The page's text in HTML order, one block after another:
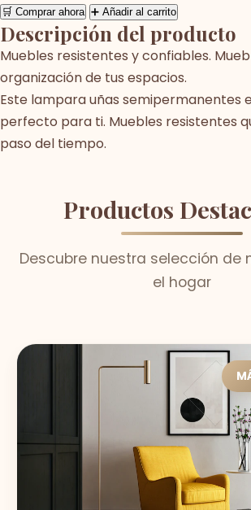
🛒 Comprar ahora ➕ Añadir al carrito
Descripción del producto
Muebles resistentes y confiables.
organización de tus espacios.
Este lampara uñas semipermanentes
perfecto para ti. Muebles resistentes
paso del tiempo.
Productos
Descubre nuestra selección de
el hogar